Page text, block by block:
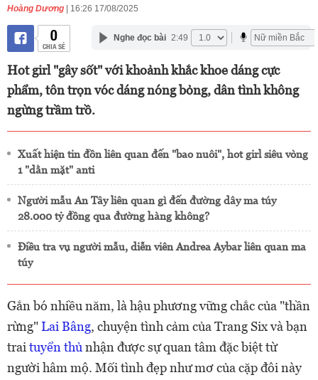
Hoàng Dương | 16:26 17/08/2025
0
CHIA SẺ
Nghe đọc bài 2:49
Hot girl "gây sốt" với khoảnh khắc khoe dáng cực
phẩm, tôn trọn vóc dáng nóng bỏng, dân tình không
ngừng trầm trồ.
Xuất hiện tin đồn liên quan đến "bao nuôi", hot girl siêu vòng
1 "dằn mặt" anti
Người mẫu An Tây liên quan gì đến đường dây ma túy
28.000 tỷ đồng qua đường hàng không?
Điều tra vụ người mẫu, diễn viên Andrea Aybar liên quan ma
túy
Gắn bó nhiều năm, là hậu phương vững chắc của "thần
rừng"Lai Bâng, chuyện tình cảm của Trang Six và bạn
trai tuyển thủ nhận được sự quan tâm đặc biệt từ
người hâm mộ. Mối tình đẹp như mơ của cặp đôi này